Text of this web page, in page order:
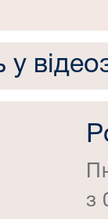
у
з